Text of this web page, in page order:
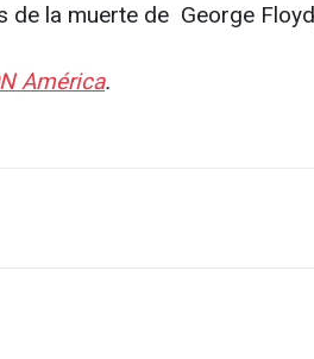
de la muerte de George
América.